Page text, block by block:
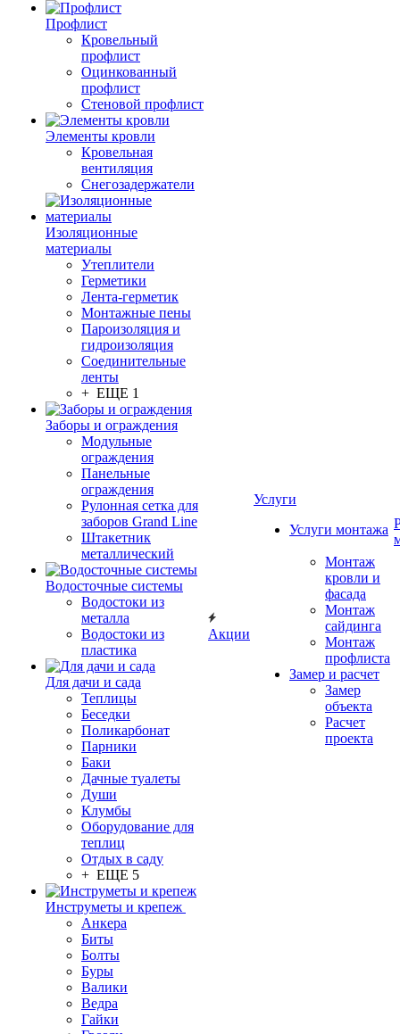
Профлист
Кровельный
профлист
Оцинкованный
профлист
Стеновой профлист
Элементы кровли
Кровельная
вентиляция
Снегозадержатели
Изоляционные
материалы
Утеплители
Герметики
Лента-герметик
Монтажные пены
Пароизоляция и
гидроизоляция
Соединительные
ленты
+ ЕЩЕ 1
Заборы и ограждения
Модульные
ограждения
Панельные
ограждения
Рулонная сетка для
заборов Grand Line
Штакетник
металлический
Водосточные системы
Водостоки из
металла
Водостоки из
пластика
Для дачи и сада
Теплицы
Беседки
Поликарбонат
Парники
Баки
Дачные туалеты
Души
Клумбы
Оборудование для
теплиц
Отдых в саду
+ ЕЩЕ 5
Инструметы и крепеж
Анкера
Биты
Болты
Буры
Валики
Ведра
Гайки
Акции
Услуги
Услуги монтажа
Монтаж
кровли и
фасада
Монтаж
сайдинга
Монтаж
профлиста
Замер и расчет
Замер
объекта
Расчет
проекта